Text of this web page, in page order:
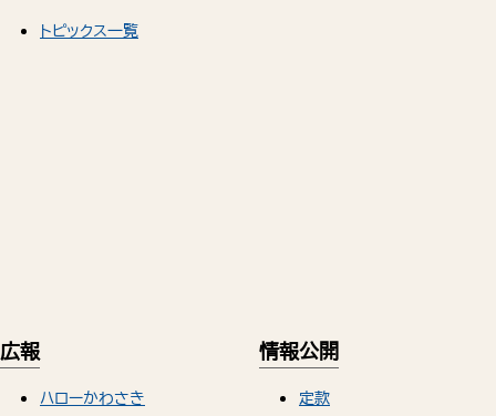
トピックス一覧
広報
ハローかわさき
情報公開
定款